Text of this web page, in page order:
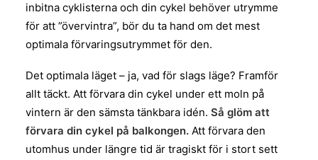
inbitna cyklisterna och din cykel behöver utrymme
för att ”övervintra”, bör du ta hand om det mest
optimala förvaringsutrymmet för den.
Det optimala läget – ja, vad för slags läge? Framför
allt täckt. Att förvara din cykel under ett moln på
vintern är den sämsta tänkbara idén. Så glöm att
förvara din cykel på balkongen. Att förvara den
utomhus under längre tid är tragiskt för i stort sett